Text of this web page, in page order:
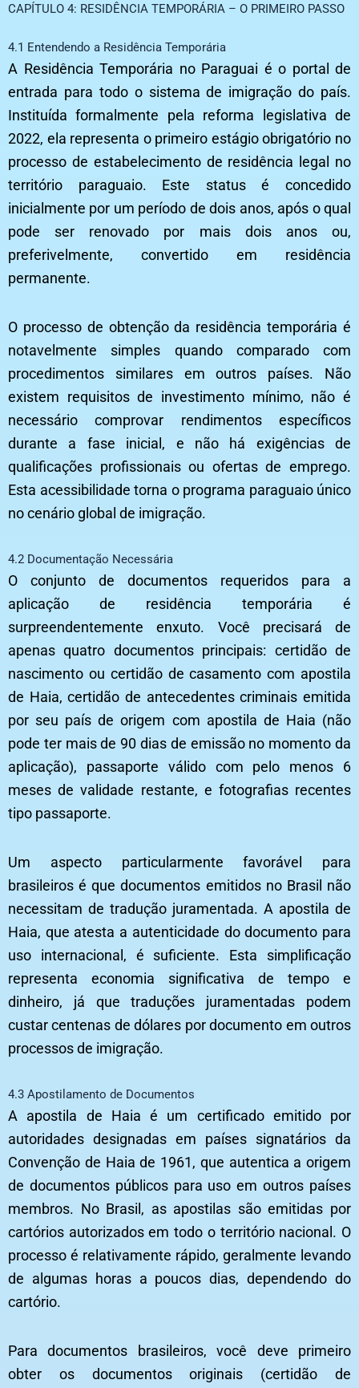
CAPÍTULO 4: RESIDÊNCIA TEMPORÁRIA – O PRIMEIRO PASSO
4.1 Entendendo a Residência Temporária
A Residência Temporária no Paraguai é o portal de
entrada para todo o sistema de imigração do país.
Instituída formalmente pela reforma legislativa de
2022, ela representa o primeiro estágio obrigatório no
processo de estabelecimento de residência legal no
território paraguaio. Este status é concedido
inicialmente por um período de dois anos, após o qual
pode ser renovado por mais dois anos ou,
preferivelmente, convertido em residência
permanente.
O processo de obtenção da residência temporária é
notavelmente simples quando comparado com
procedimentos similares em outros países. Não
existem requisitos de investimento mínimo, não é
necessário comprovar rendimentos específicos
durante a fase inicial, e não há exigências de
qualificações profissionais ou ofertas de emprego.
Esta acessibilidade torna o programa paraguaio único
no cenário global de imigração.
4.2 Documentação Necessária
O conjunto de documentos requeridos para a
aplicação de residência temporária é
surpreendentemente enxuto. Você precisará de
apenas quatro documentos principais: certidão de
nascimento ou certidão de casamento com apostila
de Haia, certidão de antecedentes criminais emitida
por seu país de origem com apostila de Haia (não
pode ter mais de 90 dias de emissão no momento da
aplicação), passaporte válido com pelo menos 6
meses de validade restante, e fotografias recentes
tipo passaporte.
Um aspecto particularmente favorável para
brasileiros é que documentos emitidos no Brasil não
necessitam de tradução juramentada. A apostila de
Haia, que atesta a autenticidade do documento para
uso internacional, é suficiente. Esta simplificação
representa economia significativa de tempo e
dinheiro, já que traduções juramentadas podem
custar centenas de dólares por documento em outros
processos de imigração.
4.3 Apostilamento de Documentos
A apostila de Haia é um certificado emitido por
autoridades designadas em países signatários da
Convenção de Haia de 1961, que autentica a origem
de documentos públicos para uso em outros países
membros. No Brasil, as apostilas são emitidas por
cartórios autorizados em todo o território nacional. O
processo é relativamente rápido, geralmente levando
de algumas horas a poucos dias, dependendo do
cartório.
Para documentos brasileiros, você deve primeiro
obter os documentos originais (certidão de